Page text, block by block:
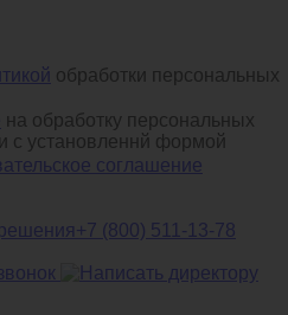
обработки персональных
на обработку персональных
с установленнй формой
соглашение
+7 (800) 511-13-78